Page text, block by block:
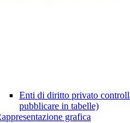
Enti di diritto privato
pubblicare in tabelle)
grafica